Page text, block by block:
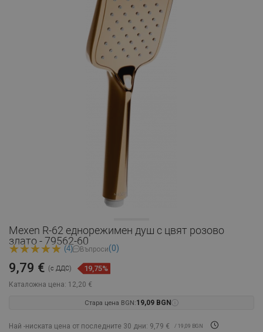
Mexen R-62 еднорежимен душ с цвят розово
злато - 79562-60
(4) Въпроси(0)
Каталожна цена: 12,20 €
9,79 € (с ДДС) 19,75%
Стара цена BGN:19,09 BGN
Най -ниската цена от последните 30 дни: 9,79 € / 19,09 BGN